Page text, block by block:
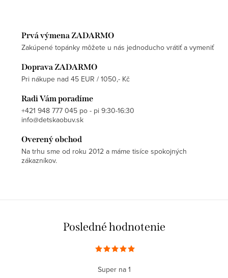
Prvá výmena ZADARMO
Zakúpené topánky môžete u nás jednoducho vrátiť a vymeniť
Doprava ZADARMO
Pri nákupe nad 45 EUR / 1050,- Kč
Radi Vám poradíme
+421 948 777 045 po - pi 9:30-16:30
info@detskaobuv.sk
Overený obchod
Na trhu sme od roku 2012 a máme tisíce spokojných
zákazníkov.
Posledné hodnotenie
Super na 1